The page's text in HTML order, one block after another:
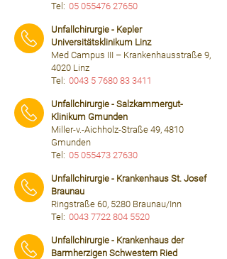
Tel: 05 055476 27650
Unfallchirurgie - Kepler
Universitätsklinikum Linz
Med Campus III – Krankenhausstraße 9,
4020 Linz
Tel: 0043 5 7680 83 3411
Unfallchirurgie - Salzkammergut-
Klinikum Gmunden
Miller-v.-Aichholz-Straße 49, 4810
Gmunden
Tel: 05 055473 27630
Unfallchirurgie - Krankenhaus St. Josef
Braunau
Ringstraße 60, 5280 Braunau/Inn
Tel: 0043 7722 804 5520
Unfallchirurgie - Krankenhaus der
Barmherzigen Schwestern Ried